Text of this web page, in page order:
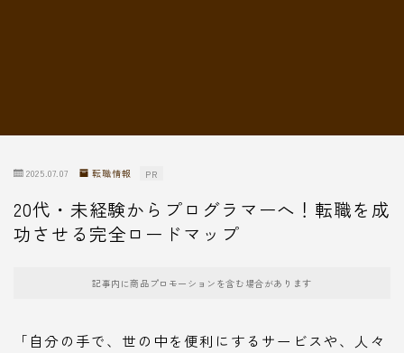
2025.07.07 転職情報 PR
20代・未経験からプログラマーへ！転職を成
功させる完全ロードマップ
記事内に商品プロモーションを含む場合があります
「自分の手で、世の中を便利にするサービスや、人々